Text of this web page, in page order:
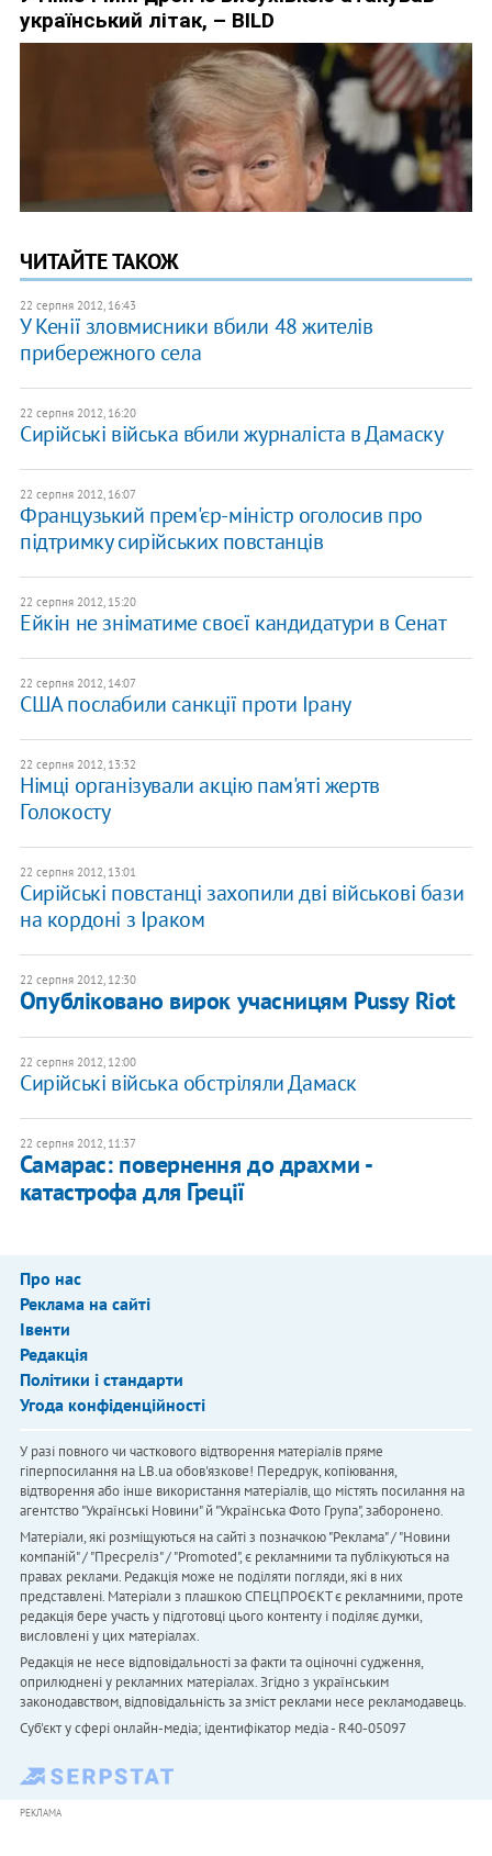
ЧИТАЙТЕ ТАКОЖ
22 серпня 2012, 16:43
У Кенії зловмисники вбили 48 жителів
прибережного села
22 серпня 2012, 16:20
Сирійські війська вбили журналіста в Дамаску
22 серпня 2012, 16:07
Французький прем'єр-міністр оголосив про
підтримку сирійських повстанців
22 серпня 2012, 15:20
​Ейкін не зніматиме своєї кандидатури в Сенат
22 серпня 2012, 14:07
США послабили санкції проти Ірану
22 серпня 2012, 13:32
Німці організували акцію пам'яті жертв
Голокосту
22 серпня 2012, 13:01
Сирійські повстанці захопили дві військові бази
на кордоні з Іраком
22 серпня 2012, 12:30
​Опубліковано вирок учасницям Pussy Riot
22 серпня 2012, 12:00
Сирійські війська обстріляли Дамаск
22 серпня 2012, 11:37
Самарас: повернення до драхми -
катастрофа для Греції
Про нас
Реклама на сайті
Івенти
Редакція
Політики і стандарти
Угода конфіденційності
У разі повного чи часткового відтворення матеріалів пряме
гіперпосилання на LB.ua обов'язкове! Передрук, копіювання,
відтворення або інше використання матеріалів, що містять посилання на
агентство "Українськi Новини" й "Українська Фото Група", заборонено.
Матеріали, які розміщуються на сайті з позначкою "Реклама" / "Новини
компаній" / "Пресреліз" / "Promoted", є рекламними та публікуються на
правах реклами. Редакція може не поділяти погляди, які в них
представлені. Матеріали з плашкою СПЕЦПРОЄКТ є рекламними, проте
редакція бере участь у підготовці цього контенту і поділяє думки,
висловлені у цих матеріалах.
Редакція не несе відповідальності за факти та оціночні судження,
оприлюднені у рекламних матеріалах. Згідно з українським
законодавством, відповідальність за зміст реклами несе рекламодавець.
Cуб'єкт у сфері онлайн-медіа; ідентифікатор медіа - R40-05097
РЕКЛАМА